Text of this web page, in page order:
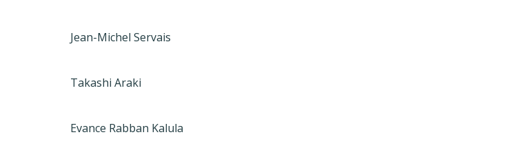
Jean-Michel Servais
Takashi Araki
Evance Rabban Kalula